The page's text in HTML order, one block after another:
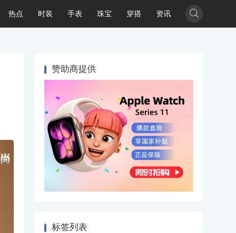
热点 时装 手表 珠宝 穿搭 资讯 
赞助商提供
标签列表